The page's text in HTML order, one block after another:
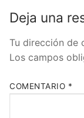
Deja una
Tu dirección de
Los campos
COMENTARIO *